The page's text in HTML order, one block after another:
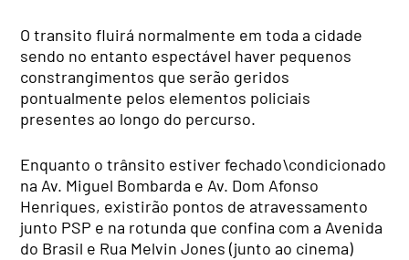
O transito fluirá normalmente em toda a cidade
sendo no entanto espectável haver pequenos
constrangimentos que serão geridos
pontualmente pelos elementos policiais
presentes ao longo do percurso.
Enquanto o trânsito estiver fechado\condicionado
na Av. Miguel Bombarda e Av. Dom Afonso
Henriques, existirão pontos de atravessamento
junto PSP e na rotunda que confina com a Avenida
do Brasil e Rua Melvin Jones (junto ao cinema)